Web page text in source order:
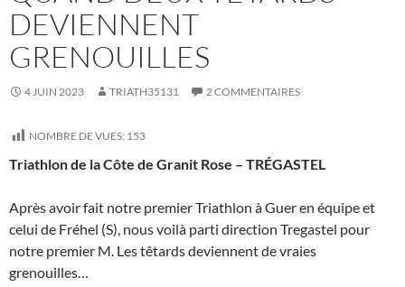
DEVIENNENT
GRENOUILLES
4 JUIN 2023 TRIATH35131 2 COMMENTAIRES
NOMBRE DE VUES: 153
Triathlon de la Côte de Granit Rose – TRÉGASTEL
Après avoir fait notre premier Triathlon à Guer en équipe et
celui de Fréhel (S), nous voilà parti direction Tregastel pour
notre premier M. Les têtards deviennent de vraies
grenouilles…